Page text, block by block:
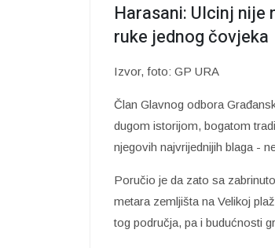
Harasani: Ulcinj nije
ruke jednog čovjeka
Izvor, foto: GP URA
Član Glavnog odbora
dugom istorijom, bogatom
njegovih najvrijednijih blaga -
Poručio je da zato sa
metara zemljišta na Velikoj
tog područja, pa i budućnosti